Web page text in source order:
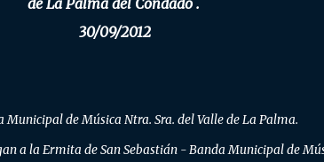
de La Palma del Condado .
30/09/2012
de Música Ntra. Sra. del Valle de La Palma.
a la Ermita de San Sebastián - Banda Municipal de